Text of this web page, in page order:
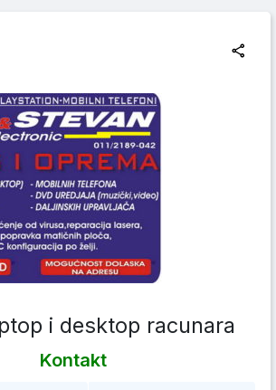
i desktop racunara
Kontakt